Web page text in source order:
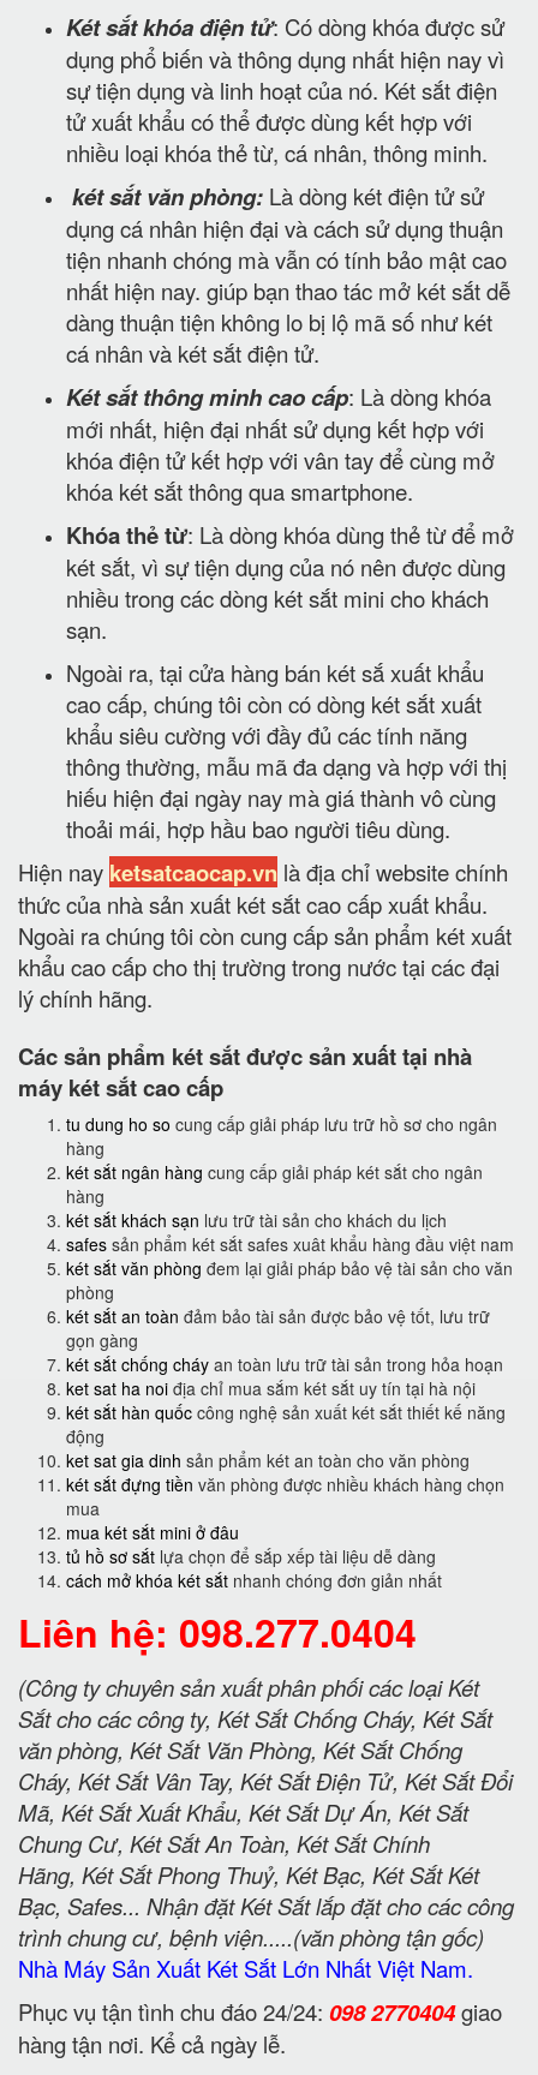
Két sắt khóa điện tử: Có dòng khóa được sử
dụng phổ biến và thông dụng nhất hiện nay vì
sự tiện dụng và linh hoạt của nó. Két sắt điện
tử xuất khẩu có thể được dùng kết hợp với
nhiều loại khóa thẻ từ, cá nhân, thông minh.
két sắt văn phòng: Là dòng két điện tử sử
dụng cá nhân hiện đại và cách sử dụng thuận
tiện nhanh chóng mà vẫn có tính bảo mật cao
nhất hiện nay. giúp bạn thao tác mở két sắt dễ
dàng thuận tiện không lo bị lộ mã số như két
cá nhân và két sắt điện tử.
Két sắt thông minh cao cấp: Là dòng khóa
mới nhất, hiện đại nhất sử dụng kết hợp với
khóa điện tử kết hợp với vân tay để cùng mở
khóa két sắt thông qua smartphone.
Khóa thẻ từ: Là dòng khóa dùng thẻ từ để mở
két sắt, vì sự tiện dụng của nó nên được dùng
nhiều trong các dòng két sắt mini cho khách
sạn.
Ngoài ra, tại cửa hàng bán két sắ xuất khẩu
cao cấp, chúng tôi còn có dòng két sắt xuất
khẩu siêu cường với đầy đủ các tính năng
thông thường, mẫu mã đa dạng và hợp với thị
hiếu hiện đại ngày nay mà giá thành vô cùng
thoải mái, hợp hầu bao người tiêu dùng.
Hiện nay ketsatcaocap.vn là địa chỉ website chính
thức của nhà sản xuất két sắt cao cấp xuất khẩu.
Ngoài ra chúng tôi còn cung cấp sản phẩm két xuất
khẩu cao cấp cho thị trường trong nước tại các đại
lý chính hãng.
Các sản phẩm két sắt được sản xuất tại nhà
máy két sắt cao cấp
tu dung ho so cung cấp giải pháp lưu trữ hồ sơ cho ngân
hàng
két sắt ngân hàng cung cấp giải pháp két sắt cho ngân
hàng
két sắt khách sạn lưu trữ tài sản cho khách du lịch
safes sản phẩm két sắt safes xuât khẩu hàng đầu việt nam
két sắt văn phòng đem lại giải pháp bảo vệ tài sản cho văn
phòng
két sắt an toàn đảm bảo tài sản được bảo vệ tốt, lưu trữ
gọn gàng
két sắt chống cháy an toàn lưu trữ tài sản trong hỏa hoạn
ket sat ha noi địa chỉ mua sắm két sắt uy tín tại hà nội
két sắt hàn quốc công nghệ sản xuất két sắt thiết kế năng
động
ket sat gia dinh sản phẩm két an toàn cho văn phòng
két sắt đựng tiền văn phòng được nhiều khách hàng chọn
mua
mua két sắt mini ở đâu
tủ hồ sơ sắt lựa chọn để sắp xếp tài liệu dễ dàng
cách mở khóa két sắt nhanh chóng đơn giản nhất
Liên hệ: 098.277.0404
(Công ty chuyên sản xuất phân phối các loại Két
Sắt cho các công ty, Két Sắt Chống Cháy, Két Sắt
văn phòng, Két Sắt Văn Phòng, Két Sắt Chống
Cháy, Két Sắt Vân Tay, Két Sắt Điện Tử, Két Sắt Đổi
Mã, Két Sắt Xuất Khẩu, Két Sắt Dự Án, Két Sắt
Chung Cư, Két Sắt An Toàn, Két Sắt Chính
Hãng, Két Sắt Phong Thuỷ, Két Bạc, Két Sắt Két
Bạc, Safes... Nhận đặt Két Sắt lắp đặt cho các công
trình chung cư, bệnh viện.....(văn phòng tận gốc)
Nhà Máy Sản Xuất Két Sắt Lớn Nhất Việt Nam.
Phục vụ tận tình chu đáo 24/24: 098 2770404giao
hàng tận nơi. Kể cả ngày lễ.